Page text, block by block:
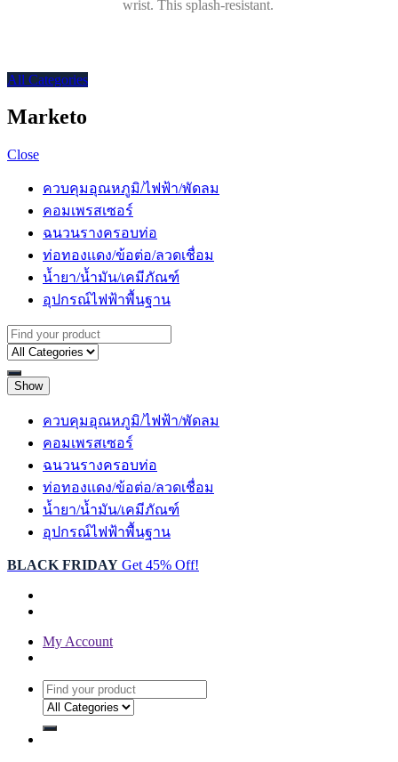
wrist. This splash-resistant.
All Categories
Marketo
Close
ควบคุมอุณหภูมิ/ไฟฟ้า/พัดลม
คอมเพรสเซอร์
ฉนวนรางครอบท่อ
ท่อทองเเดง/ข้อต่อ/ลวดเชื่อม
น้ำยา/น้ำมัน/เคมีภัณฑ์
อุปกรณ์ไฟฟ้าพื้นฐาน
Show
ควบคุมอุณหภูมิ/ไฟฟ้า/พัดลม
คอมเพรสเซอร์
ฉนวนรางครอบท่อ
ท่อทองเเดง/ข้อต่อ/ลวดเชื่อม
น้ำยา/น้ำมัน/เคมีภัณฑ์
อุปกรณ์ไฟฟ้าพื้นฐาน
BLACK FRIDAY Get 45% Off!
My Account